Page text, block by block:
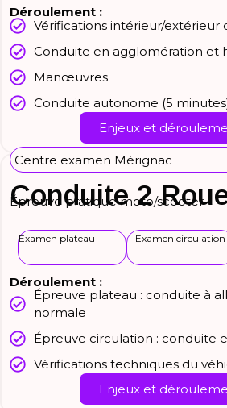
Déroulement :
Vérifications intérieur/extérieur
Conduite en agglomération et
Manœuvres
Conduite autonome (5
Enjeux et
Centre examen Mérignac
Conduite 2
Épreuve pratique moto/scooter
Examen plateau Examen circulation
Déroulement :
Épreuve plateau : conduite à
normale
Épreuve circulation : conduite
Vérifications techniques du
Enjeux et